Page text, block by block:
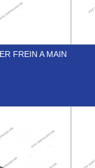
FREIN A MAIN